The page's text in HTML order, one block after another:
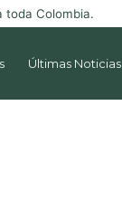
toda Colombia.
Últimas Noticias